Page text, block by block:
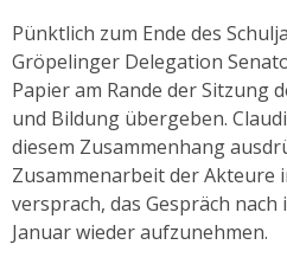
Pünktlich zum Ende des
Gröpelinger Delegation
Papier am Rande der Sitzung
und Bildung übergeben.
diesem Zusammenhang
Zusammenarbeit der Akteure
versprach, das Gespräch
Januar wieder aufzunehmen.